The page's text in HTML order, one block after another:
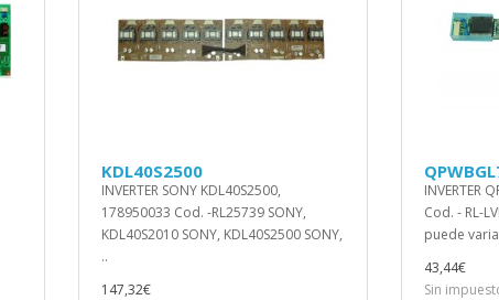
KDL40S2500
INVERTER SONY KDL40S2500,
178950033 Cod. -RL25739 SONY,
KDL40S2010 SONY, KDL40S2500 SONY,
..
147,32€
INVERTER
Cod. - RL-
puede
43,44€
Sin